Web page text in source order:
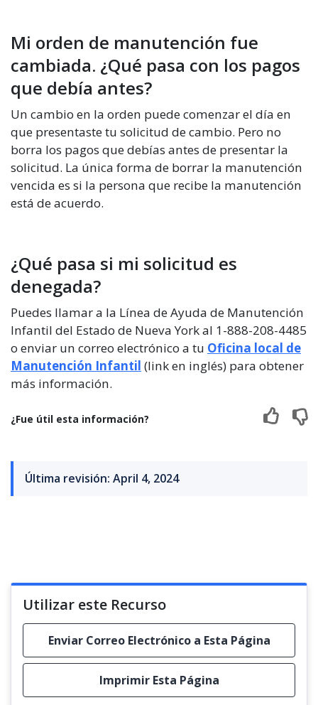
Mi orden de manutención fue
cambiada. ¿Qué pasa con los pagos
que debía antes?
Un cambio en la orden puede comenzar el día en
que presentaste tu solicitud de cambio. Pero no
borra los pagos que debías antes de presentar la
solicitud. La única forma de borrar la manutención
vencida es si la persona que recibe la manutención
está de acuerdo.
¿Qué pasa si mi solicitud es
denegada?
Puedes llamar a la Línea de Ayuda de Manutención
Infantil del Estado de Nueva York al 1-888-208-4485
o enviar un correo electrónico a tu Oficina local de
Manutención Infantil (link en inglés) para obtener
más información.
¿Fue útil esta información?
Última revisión: April 4, 2024
Utilizar este Recurso
Enviar Correo Electrónico a Esta Página
Imprimir Esta Página